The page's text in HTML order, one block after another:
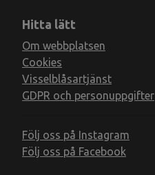
Hitta lätt
Om webbplatsen
Cookies
Visselblåsartjänst
GDPR och personuppgifter
Följ oss på Instagram
Följ oss på Facebook